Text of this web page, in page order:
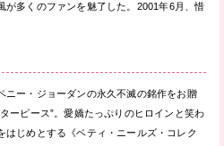
が多くのファンを魅了した。2001年6月、惜
ニー・ジョーダンの永久不滅の銘作をお贈
ーピース”。愛嬌たっぷりのヒロインと笑わ
はじめとする《ベティ・ニールズ・コレク